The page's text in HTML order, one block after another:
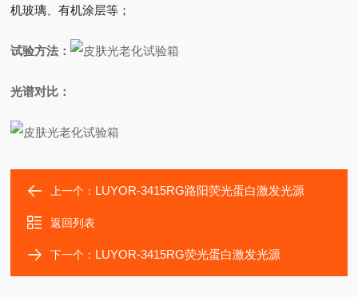
机玻璃、有机涂层等；
试验方法：
光谱对比：
上一个： LUYOR-3415RG路阳荧光蛋白激发光源
返回列表
下一个： LUYOR-3415RG荧光蛋白激发光源